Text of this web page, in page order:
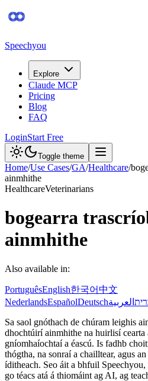
Speechyou
Explore
Claude MCP
Pricing
Blog
FAQ
LoginStart Free
Toggle theme
Home/Use Cases/GA/Healthcare/
ainmhithe
HealthcareVeterinarians
bogearra
ainmhithe
Also available in:
PortuguêsEnglish한국어中文
NederlandsEspañolDeutschالعربية
Sa saol gnóthach de chúram leighis
dhochtúirí ainmhithe na huirlisí cearta
gníomhaíochtaí a éascú. Is fadhb
thógtha, na sonraí a chailltear, agus
íditheach. Seo áit a bhfuil
go téacs atá á thiomáint ag AI, ag